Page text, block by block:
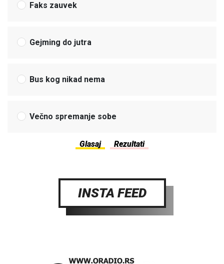
Faks zauvek
Gejming do jutra
Bus kog nikad nema
Večno spremanje sobe
INSTA FEED